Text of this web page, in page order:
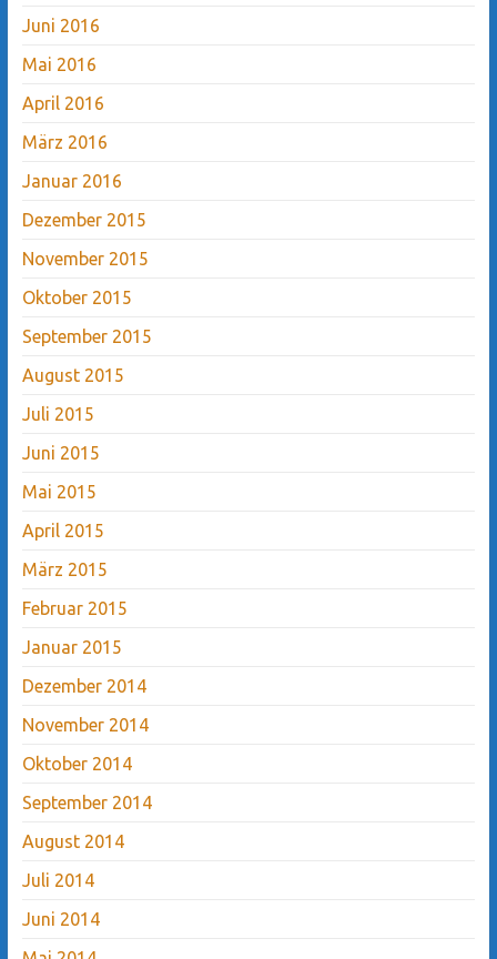
Juni 2016
Mai 2016
April 2016
März 2016
Januar 2016
Dezember 2015
November 2015
Oktober 2015
September 2015
August 2015
Juli 2015
Juni 2015
Mai 2015
April 2015
März 2015
Februar 2015
Januar 2015
Dezember 2014
November 2014
Oktober 2014
September 2014
August 2014
Juli 2014
Juni 2014